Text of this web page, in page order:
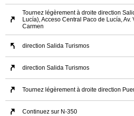
Tournez légèrement à droite direction
Lucía), Acceso Central Paco de Lucía, Av.
Carmen
direction Salida Turismos
direction Salida Turismos
Tournez légèrement à droite direction
Continuez sur N-350